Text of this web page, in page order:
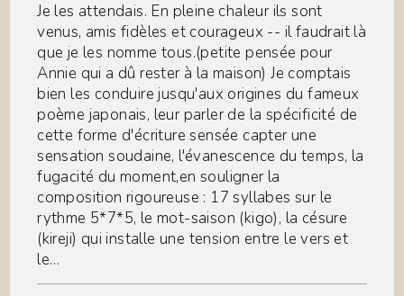
Je les attendais. En pleine chaleur ils sont
venus, amis fidèles et courageux -- il faudrait là
que je les nomme tous.(petite pensée pour
Annie qui a dû rester à la maison) Je comptais
bien les conduire jusqu'aux origines du fameux
poème japonais, leur parler de la spécificité de
cette forme d'écriture sensée capter une
sensation soudaine, l'évanescence du temps, la
fugacité du moment,en souligner la
composition rigoureuse : 17 syllabes sur le
rythme 5*7*5, le mot-saison (kigo), la césure
(kireji) qui installe une tension entre le vers et
le…